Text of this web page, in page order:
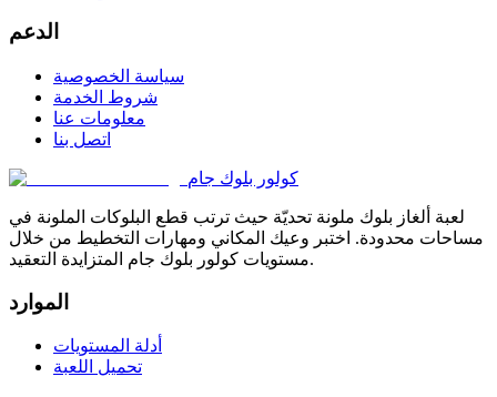
الدعم
سياسة الخصوصية
شروط الخدمة
معلومات عنا
اتصل بنا
كولور بلوك جام
لعبة ألغاز بلوك ملونة تحديّة حيث ترتب قطع البلوكات الملونة في
مساحات محدودة. اختبر وعيك المكاني ومهارات التخطيط من خلال
مستويات كولور بلوك جام المتزايدة التعقيد.
الموارد
أدلة المستويات
تحميل اللعبة